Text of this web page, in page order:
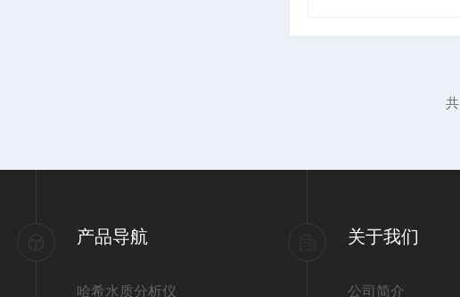
产品导航
哈希水质分析仪
关于我们
公司简介